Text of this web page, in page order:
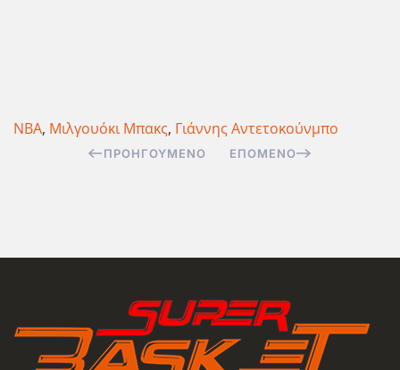
ΝΒΑ, Μιλγουόκι Μπακς, Γιάννης Αντετοκούνμπο
ΠΡΟΗΓΟΎΜΕΝΟ ΕΠΌΜΕΝΟ